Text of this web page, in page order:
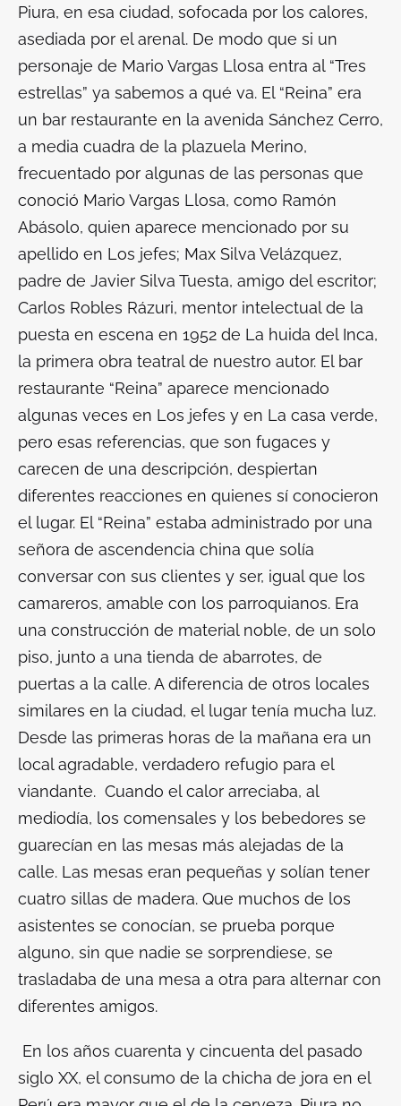
Piura, en esa ciudad, sofocada por los calores,
asediada por el arenal. De modo que si un
personaje de Mario Vargas Llosa entra al “Tres
estrellas” ya sabemos a qué va. El “Reina” era
un bar restaurante en la avenida Sánchez Cerro,
a media cuadra de la plazuela Merino,
frecuentado por algunas de las personas que
conoció Mario Vargas Llosa, como Ramón
Abásolo, quien aparece mencionado por su
apellido en Los jefes; Max Silva Velázquez,
padre de Javier Silva Tuesta, amigo del escritor;
Carlos Robles Rázuri, mentor intelectual de la
puesta en escena en 1952 de La huida del Inca,
la primera obra teatral de nuestro autor. El bar
restaurante “Reina” aparece mencionado
algunas veces en Los jefes y en La casa verde,
pero esas referencias, que son fugaces y
carecen de una descripción, despiertan
diferentes reacciones en quienes sí conocieron
el lugar. El “Reina” estaba administrado por una
señora de ascendencia china que solía
conversar con sus clientes y ser, igual que los
camareros, amable con los parroquianos. Era
una construcción de material noble, de un solo
piso, junto a una tienda de abarrotes, de
puertas a la calle. A diferencia de otros locales
similares en la ciudad, el lugar tenía mucha luz.
Desde las primeras horas de la mañana era un
local agradable, verdadero refugio para el
viandante. Cuando el calor arreciaba, al
mediodía, los comensales y los bebedores se
guarecían en las mesas más alejadas de la
calle. Las mesas eran pequeñas y solían tener
cuatro sillas de madera. Que muchos de los
asistentes se conocían, se prueba porque
alguno, sin que nadie se sorprendiese, se
trasladaba de una mesa a otra para alternar con
diferentes amigos.
En los años cuarenta y cincuenta del pasado
siglo XX, el consumo de la chicha de jora en el